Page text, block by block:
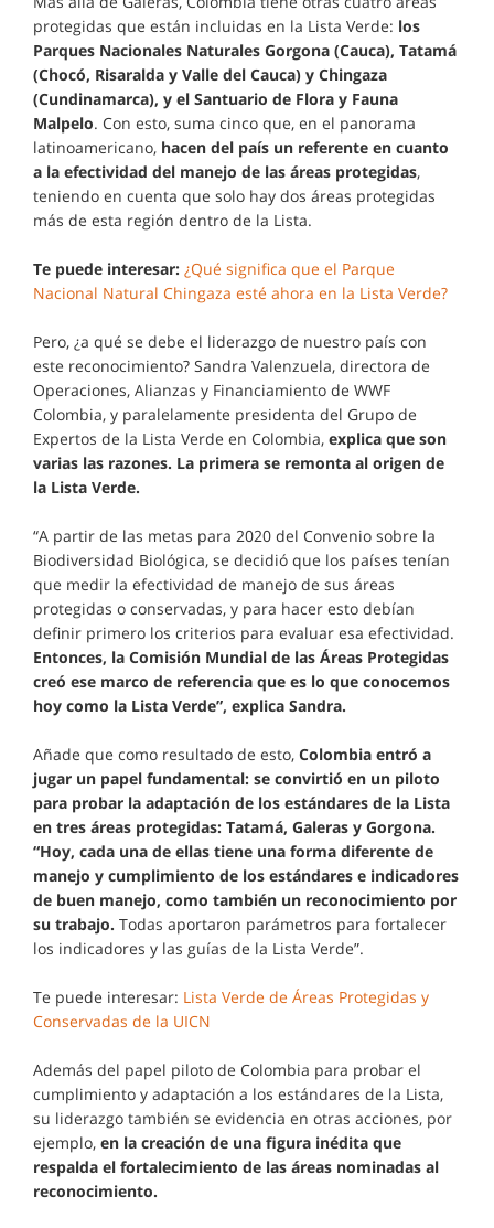
protegidas que están incluidas en la Lista Verde: los
Parques Nacionales Naturales Gorgona (Cauca), Tatamá
(Chocó, Risaralda y Valle del Cauca) y Chingaza
(Cundinamarca), y el Santuario de Flora y Fauna
Malpelo. Con esto, suma cinco que, en el panorama
latinoamericano, hacen del país un referente en cuanto
a la efectividad del manejo de las áreas protegidas,
teniendo en cuenta que solo hay dos áreas protegidas
más de esta región dentro de la Lista.
Te puede interesar: ¿Qué significa que el Parque
Nacional Natural Chingaza esté ahora en la Lista Verde?
Pero, ¿a qué se debe el liderazgo de nuestro país con
este reconocimiento? Sandra Valenzuela, directora de
Operaciones, Alianzas y Financiamiento de WWF
Colombia, y paralelamente presidenta del Grupo de
Expertos de la Lista Verde en Colombia, explica que son
varias las razones. La primera se remonta al origen de
la Lista Verde.
“A partir de las metas para 2020 del Convenio sobre la
Biodiversidad Biológica, se decidió que los países tenían
que medir la efectividad de manejo de sus áreas
protegidas o conservadas, y para hacer esto debían
definir primero los criterios para evaluar esa efectividad.
Entonces, la Comisión Mundial de las Áreas Protegidas
creó ese marco de referencia que es lo que conocemos
hoy como la Lista Verde”, explica Sandra.
Añade que como resultado de esto, Colombia entró a
jugar un papel fundamental: se convirtió en un piloto
para probar la adaptación de los estándares de la Lista
en tres áreas protegidas: Tatamá, Galeras y Gorgona.
“Hoy, cada una de ellas tiene una forma diferente de
manejo y cumplimiento de los estándares e indicadores
de buen manejo, como también un reconocimiento por
su trabajo. Todas aportaron parámetros para fortalecer
los indicadores y las guías de la Lista Verde”.
Te puede interesar: Lista Verde de Áreas Protegidas y
Conservadas de la UICN
Además del papel piloto de Colombia para probar el
cumplimiento y adaptación a los estándares de la Lista,
su liderazgo también se evidencia en otras acciones, por
ejemplo, en la creación de una figura inédita que
respalda el fortalecimiento de las áreas nominadas al
reconocimiento.